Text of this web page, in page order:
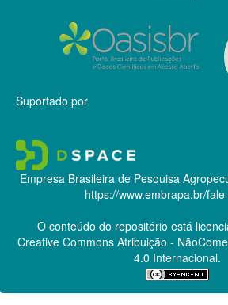
Suportado por
Empresa Brasileira de Pesquisa
https://www.embrapa.br/
O conteúdo do repositório está
Creative CommonsAtribuição -
4.0 Internacional.